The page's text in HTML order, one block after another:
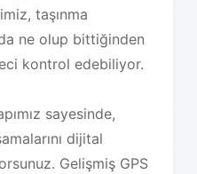
taşınma
ne olup bittiğinden
kontrol edebiliyor.
sayesinde,
dijital
Gelişmiş GPS